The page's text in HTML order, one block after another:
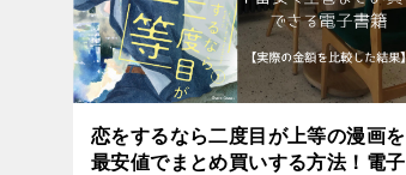
恋をするなら二度目が上等の漫画を
最安値でまとめ買いする方法！電子